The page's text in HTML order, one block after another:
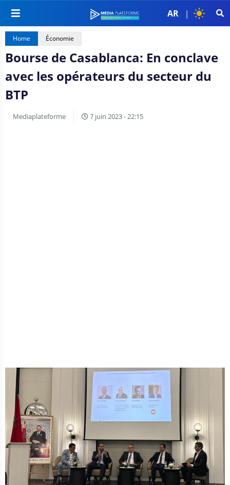
AR |
Home Économie
Bourse de Casablanca: En conclave
avec les opérateurs du secteur du
BTP
Mediaplateforme 7 juin 2023 - 22:15